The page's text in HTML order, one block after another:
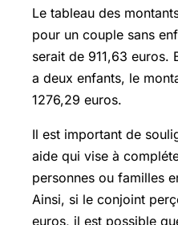
Le tableau des
pour un couple sans
serait de 911,63 euros.
a deux enfants, le
1276,29 euros.
Il est important de
aide qui vise à
personnes ou familles
Ainsi, si le conjoint
euros, il est possible